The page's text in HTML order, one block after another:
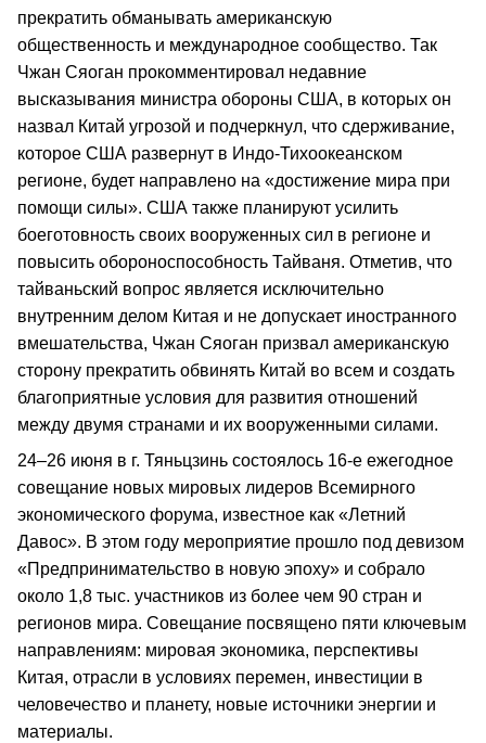
прекратить обманывать американскую
общественность и международное сообщество. Так
Чжан Сяоган прокомментировал недавние
высказывания министра обороны США, в которых он
назвал Китай угрозой и подчеркнул, что сдерживание,
которое США развернут в Индо-Тихоокеанском
регионе, будет направлено на «достижение мира при
помощи силы». США также планируют усилить
боеготовность своих вооруженных сил в регионе и
повысить обороноспособность Тайваня. Отметив, что
тайваньский вопрос является исключительно
внутренним делом Китая и не допускает иностранного
вмешательства, Чжан Сяоган призвал американскую
сторону прекратить обвинять Китай во всем и создать
благоприятные условия для развития отношений
между двумя странами и их вооруженными силами.
24–26 июня в г. Тяньцзинь состоялось 16-е ежегодное
совещание новых мировых лидеров Всемирного
экономического форума, известное как «Летний
Давос». В этом году мероприятие прошло под девизом
«Предпринимательство в новую эпоху» и собрало
около 1,8 тыс. участников из более чем 90 стран и
регионов мира. Совещание посвящено пяти ключевым
направлениям: мировая экономика, перспективы
Китая, отрасли в условиях перемен, инвестиции в
человечество и планету, новые источники энергии и
материалы.